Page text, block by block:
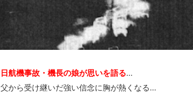
日航機事故・機長の娘が思いを語る…
父から受け継いだ強い信念に胸が熱くなる…